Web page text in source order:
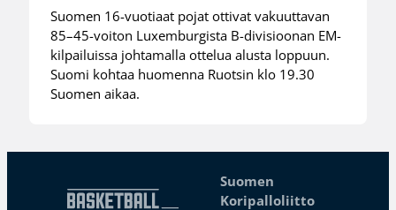
Suomen 16-vuotiaat pojat ottivat vakuuttavan
85–45-voiton Luxemburgista B-divisioonan EM-
kilpailuissa johtamalla ottelua alusta loppuun.
Suomi kohtaa huomenna Ruotsin klo 19.30
Suomen aikaa.
Suomen
Koripalloliitto